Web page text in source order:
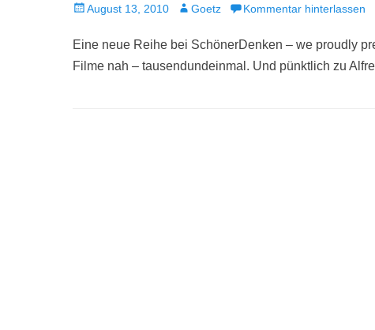
Veröffentlicht
August 13, 2010 AutorGoetz Kommentar hinterlassen
Eine neue Reihe bei SchönerDenken – we proudly
Filme nah – tausendundeinmal. Und pünktlich zu